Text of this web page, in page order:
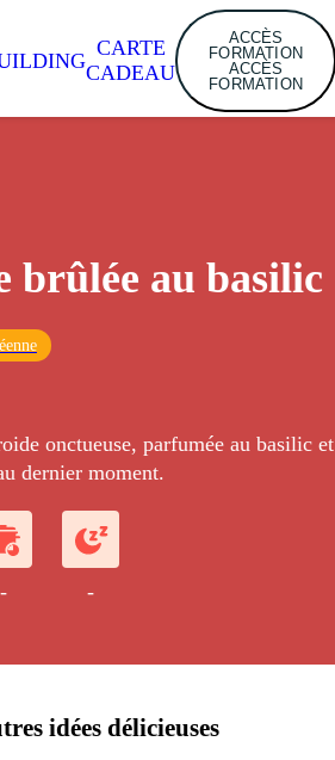
CARTE
CADEAU
ACCÈS
FORMATION
ACCÈS
FORMATION
brûlée au basilic
onctueuse, parfumée au basilic et
dernier moment.
- -
idées délicieuses